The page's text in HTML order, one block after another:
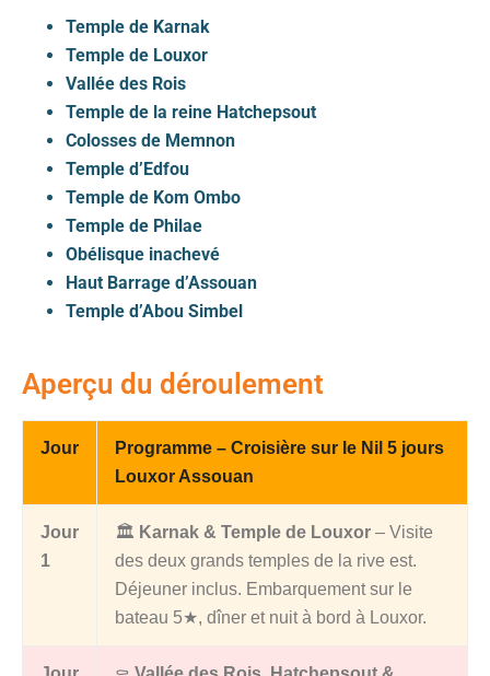
Temple de Karnak
Temple de Louxor
Vallée des Rois
Temple de la reine Hatchepsout
Colosses de Memnon
Temple d’Edfou
Temple de Kom Ombo
Temple de Philae
Obélisque inachevé
Haut Barrage d’Assouan
Temple d’Abou Simbel
Aperçu du déroulement
Jour
Programme – Croisière sur le Nil 5 jours
Louxor Assouan
Jour
1
🏛️ Karnak & Temple de Louxor – Visite
des deux grands temples de la rive est.
Déjeuner inclus. Embarquement sur le
bateau 5★, dîner et nuit à bord à Louxor.